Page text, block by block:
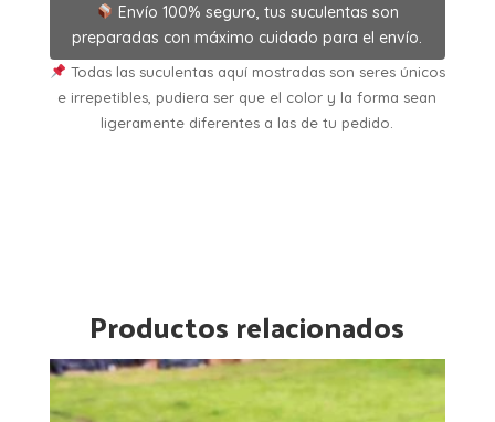
Envío 100% seguro, tus suculentas son
preparadas con máximo cuidado para el envío.
Todas las suculentas aquí mostradas son seres únicos
e irrepetibles, pudiera ser que el color y la forma sean
ligeramente diferentes a las de tu pedido.
Productos relacionados